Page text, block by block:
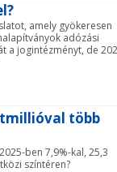
amely gyökeresen
adózási
a jogintézményt, de
több
ben 7,9%-kal, 25,3
színtéren?